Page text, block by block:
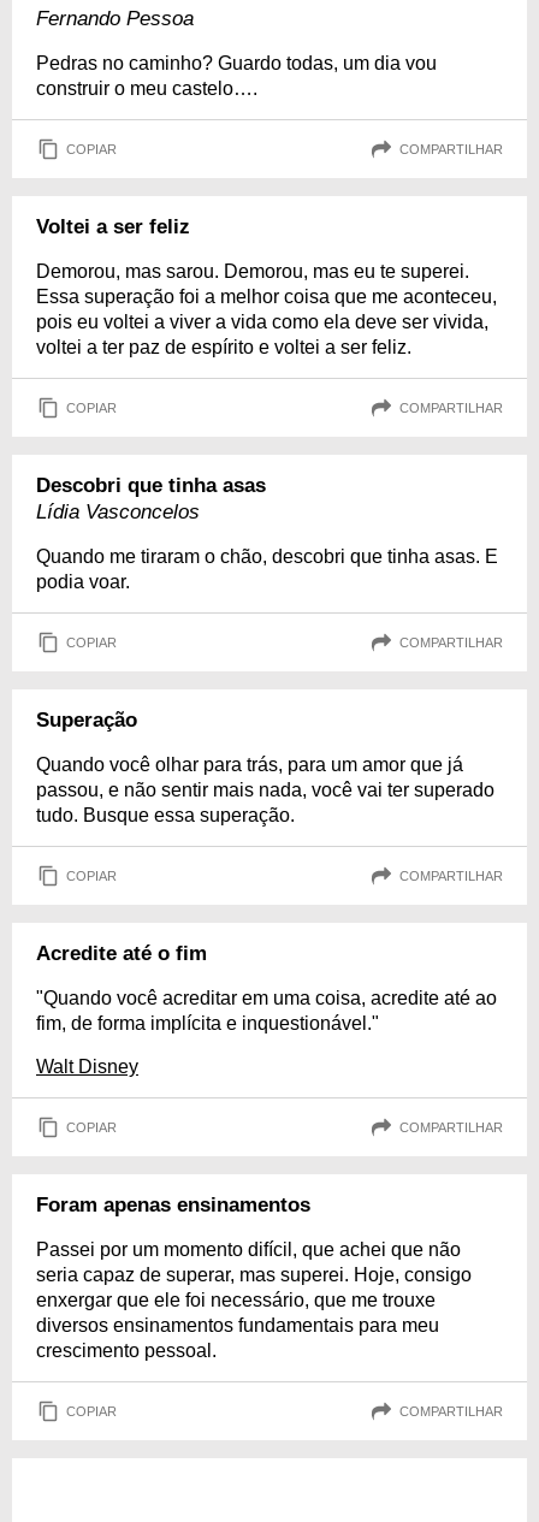
Fernando Pessoa
Pedras no caminho? Guardo todas, um dia vou
construir o meu castelo….
COPIAR COMPARTILHAR
Voltei a ser feliz
Demorou, mas sarou. Demorou, mas eu te superei.
Essa superação foi a melhor coisa que me aconteceu,
pois eu voltei a viver a vida como ela deve ser vivida,
voltei a ter paz de espírito e voltei a ser feliz.
COPIAR COMPARTILHAR
Descobri que tinha asas
Lídia Vasconcelos
Quando me tiraram o chão, descobri que tinha asas. E
podia voar.
COPIAR COMPARTILHAR
Superação
Quando você olhar para trás, para um amor que já
passou, e não sentir mais nada, você vai ter superado
tudo. Busque essa superação.
COPIAR COMPARTILHAR
Acredite até o fim
"Quando você acreditar em uma coisa, acredite até ao
fim, de forma implícita e inquestionável."
Walt Disney
COPIAR COMPARTILHAR
Foram apenas ensinamentos
Passei por um momento difícil, que achei que não
seria capaz de superar, mas superei. Hoje, consigo
enxergar que ele foi necessário, que me trouxe
diversos ensinamentos fundamentais para meu
crescimento pessoal.
COPIAR COMPARTILHAR